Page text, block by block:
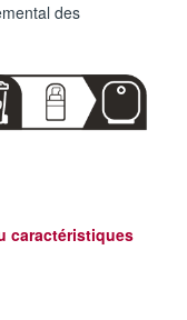
des
caractéristiques